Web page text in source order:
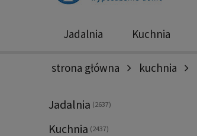
Jadalnia Kuchnia
Nowości Promocje
strona główna kuchnia
Jadalnia (2637)
Kuchnia (2437)